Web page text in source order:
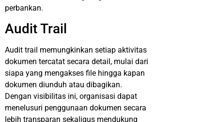
perbankan.
Audit Trail
Audit trail memungkinkan setiap aktivitas
dokumen tercatat secara detail, mulai dari
siapa yang mengakses file hingga kapan
dokumen diunduh atau dibagikan.
Dengan visibilitas ini, organisasi dapat
menelusuri penggunaan dokumen secara
lebih transparan sekaligus mendukung